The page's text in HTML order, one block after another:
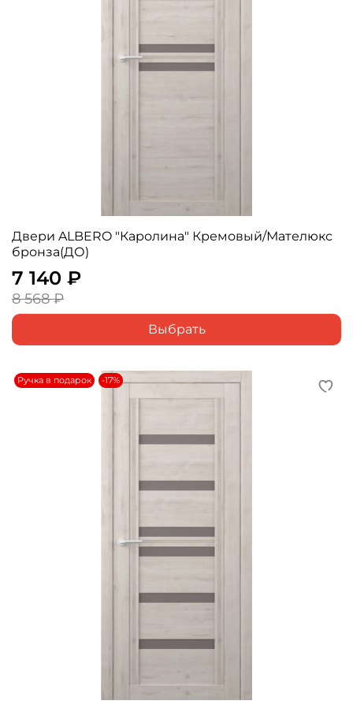
Двери ALBERO "Каролина" Кремовый/Мателюкс
бронза(ДО)
7 140 ₽
8 568 ₽
Выбрать
Ручка в подарок -17%